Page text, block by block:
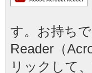
す。お持ち
Reader（
リックして